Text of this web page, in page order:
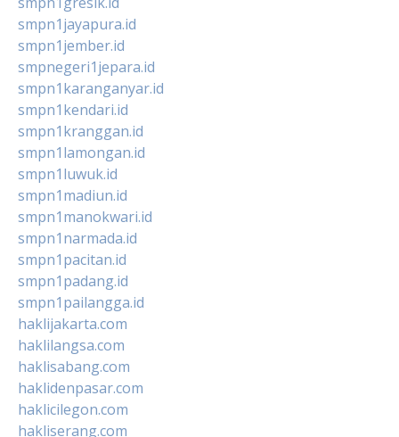
smpn1jayapura.id
smpn1jember.id
smpnegeri1jepara.id
smpn1karanganyar.id
smpn1kendari.id
smpn1kranggan.id
smpn1lamongan.id
smpn1luwuk.id
smpn1madiun.id
smpn1manokwari.id
smpn1narmada.id
smpn1pacitan.id
smpn1padang.id
smpn1pailangga.id
haklijakarta.com
haklilangsa.com
haklisabang.com
haklidenpasar.com
haklicilegon.com
hakliserang.com